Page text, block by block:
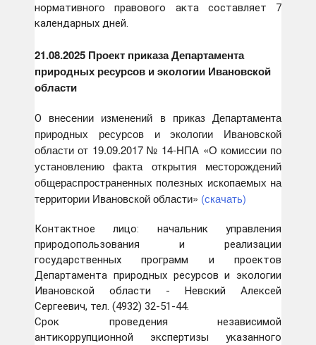
нормативного правового акта составляет 7
календарных дней.
21.08.2025 Проект приказа Департамента
природных ресурсов и экологии Ивановской
области
О внесении изменений в приказ Департамента
природных ресурсов и экологии Ивановской
области от 19.09.2017 № 14-НПА «О комиссии по
установлению факта открытия месторождений
общераспространенных полезных ископаемых на
территории Ивановской области» (скачать)
Контактное лицо: начальник управления
природопользования и реализации
государственных программ и проектов
Департамента природных ресурсов и экологии
Ивановской области - Невский Алексей
Сергеевич, тел. (4932) 32-51-44.
Срок проведения независимой
антикоррупционной экспертизы указанного